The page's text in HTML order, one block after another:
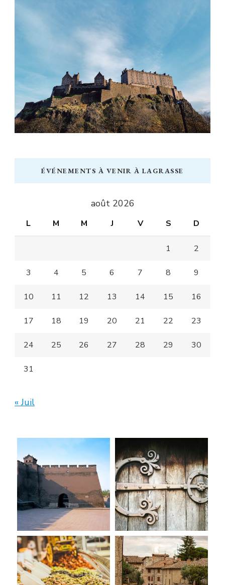
ÉVÉNEMENTS À VENIR À LAGRASSE
août 2026
L M M J V S D
1 2
3 4 5 6 7 8 9
10 11 12 13 14 15 16
17 18 19 20 21 22 23
24 25 26 27 28 29 30
31
« Juil